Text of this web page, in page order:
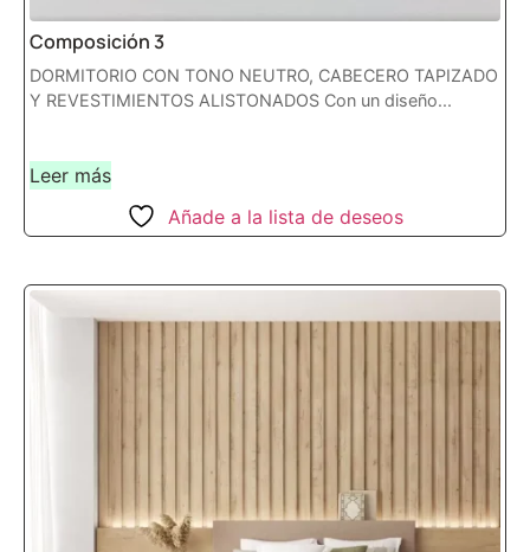
Composición 3
DORMITORIO CON TONO NEUTRO, CABECERO TAPIZADO
Y REVESTIMIENTOS ALISTONADOS Con un diseño...
Leer más
Añade a la lista de deseos